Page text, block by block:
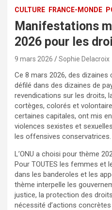
CULTURE FRANCE-MONDE
Manifestations
2026 pour les
9 mars 2026 Sophie Delacroix
Ce 8 mars 2026, des
défilé dans des dizaines de
revendications sur les droits,
cortèges, colorés et
certaines capitales, ont mis
violences sexistes et
les offensives conservatrices.
L’ONU a choisi pour thème
Pour TOUTES les femmes et
dans les banderoles et les
thème interpelle les
justice, la protection des
nécessité d’actions